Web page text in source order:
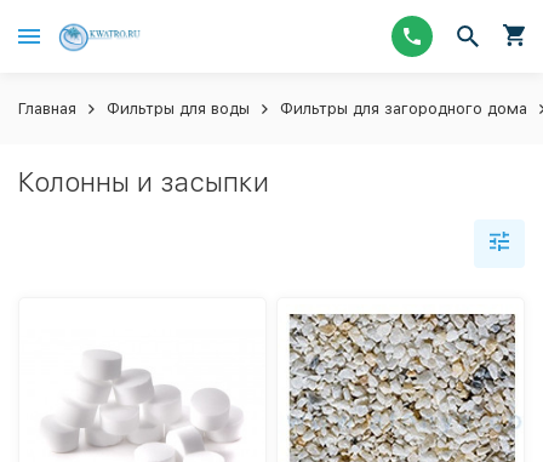
Главная Фильтры для воды Фильтры для загородного дома
Колонны и засыпки